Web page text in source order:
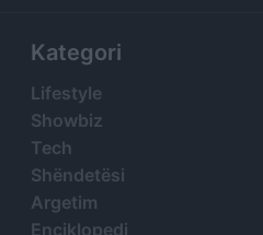
Kategori
Lifestyle
Showbiz
Tech
Shëndetësi
Argetim
Enciklopedi